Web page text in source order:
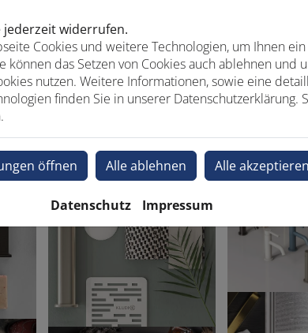
jederzeit widerrufen.
Cookies und weitere Technologien, um Ihnen
können das Setzen von Cookies auch ablehnen und
nutzen. Weitere Informationen, sowie eine
finden Sie in unserer Datenschutzerklärung.
öffnen Alle ablehnen Alle akzeptieren
Datenschutz Impressum